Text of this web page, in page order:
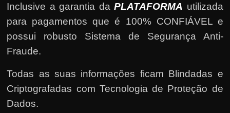
Inclusive a garantia daPLATAFORMA utilizada
para pagamentos que é 100% CONFIÁVEL e
possui robusto Sistema de Segurança Anti-
Fraude.
Todas as suas informações ficam Blindadas e
Criptografadas com Tecnologia de Proteção de
Dados.